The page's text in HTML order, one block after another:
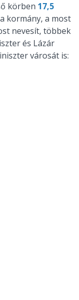
körben 17,5
kormány, a most
nevesít, többek
és Lázár
városát is: